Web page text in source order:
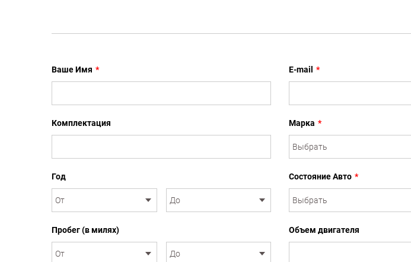
Ваше Имя *
Комплектация
Год
Пробег (в милях)
E-mail *
Марка *
Состояние Авто *
Объем двигателя